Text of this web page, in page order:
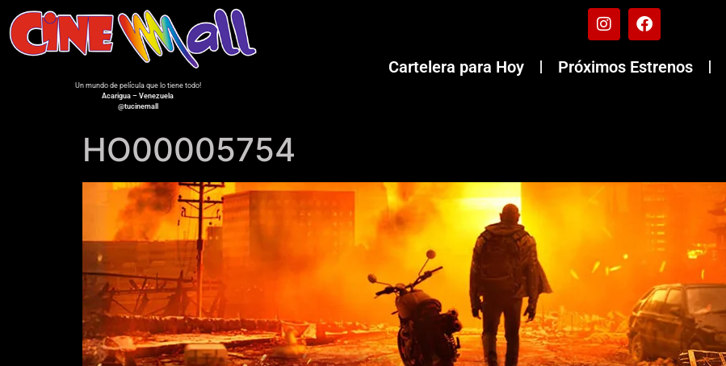
Un mundo de película que lo tiene todo!
Acarigua – Venezuela
@tucinemall
Cartelera para Hoy Próximos Estrenos
HO00005754